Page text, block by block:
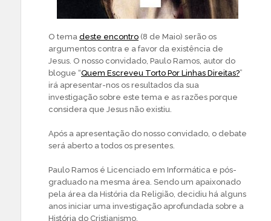
O tema deste encontro (8 de Maio) serão os
argumentos contra e a favor da existência de
Jesus. O nosso convidado, Paulo Ramos, autor do
blogue “Quem Escreveu Torto Por Linhas Direitas?”
irá apresentar-nos os resultados da sua
investigação sobre este tema e as razões porque
considera que Jesus não existiu.
Após a apresentação do nosso convidado, o debate
será aberto a todos os presentes.
Paulo Ramos é Licenciado em Informática e pós-
graduado na mesma área. Sendo um apaixonado
pela área da História da Religião, decidiu há alguns
anos iniciar uma investigação aprofundada sobre a
História do Cristianismo.